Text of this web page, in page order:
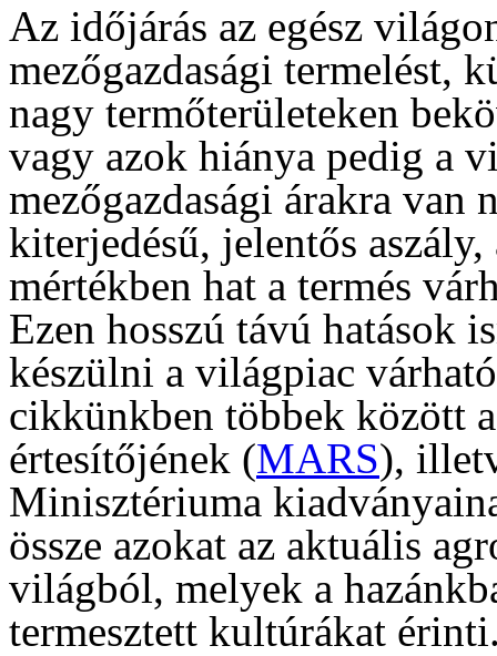
Az időjárás az egész
mezőgazdasági termelést,
nagy termőterületeken
vagy azok hiánya pedig a
mezőgazdasági árakra van
kiterjedésű, jelentős
mértékben hat a termés
Ezen hosszú távú hatások
készülni a világpiac
cikkünkben többek között
értesítőjének (MARS),
Minisztériuma
össze azokat az aktuális
világból, melyek a
termesztett kultúrákat